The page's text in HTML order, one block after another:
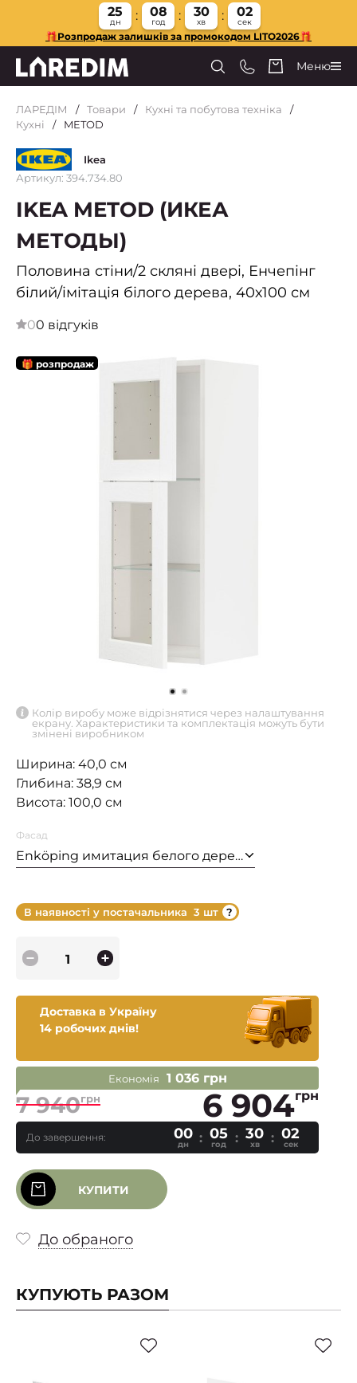
25
дн
08
год
30
хв
01
сек
🎁Розпродаж залишків за промокодом LITO2026🎁
Меню
ЛАРЕДІМ Товари
Кухні та побутова техніка
Кухні
METOD
Ikea
Артикул: 394.734.80
IKEA METOD (ИКЕА
МЕТОДЫ)
Половина стіни/2 скляні двері, Енчепінг
білий/імітація білого дерева, 40х100 см
00 відгуків
🎁 розпродаж
Колір виробу може відрізнятися через налаштування
екрану. Характеристики та комплектація можуть бути
змінені виробником
Ширина: 40,0 см
Глибина: 38,9 см
Висота: 100,0 см
Фасад
Enköping имитация белого дерева
В наявності у постачальника 3 шт
Доставка в Україну
14 робочих днів!
Економія 1 036 грн
7 940грн 6 904грн
До завершення: 00
дн
05
год
30
хв
01
сек
КУПИТИ
До обраного
КУПУЮТЬ РАЗОМ